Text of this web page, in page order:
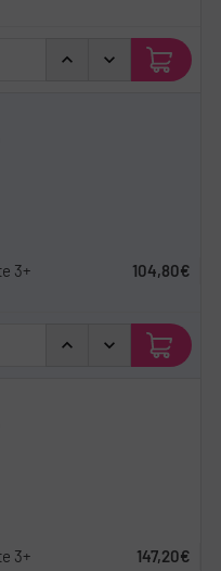
104,80€
147,20€